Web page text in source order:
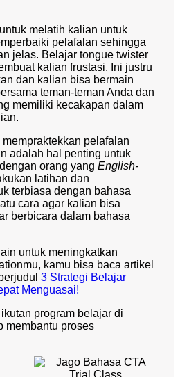
melatih kalian untuk
pelafalan sehingga
jelas. Belajar tongue twister
kalian frustasi. Ini justru
dan kalian bisa bermain
teman-teman Anda dan
memiliki kecakapan dalam
pelafalan
adalah hal penting untuk
orang yang English-
latihan dan
terbiasa dengan bahasa
cara agar kalian bisa
berbicara dalam bahasa
untuk meningkatkan
kamu bisa baca artikel
3 Strategi Belajar
Menguasai!
program belajar di
membantu proses